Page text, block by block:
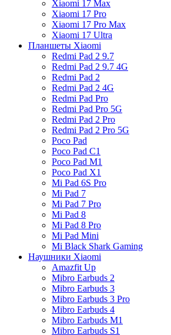
Xiaomi 17 Max
Xiaomi 17 Pro
Xiaomi 17 Pro Max
Xiaomi 17 Ultra
Планшеты Xiaomi
Redmi Pad 2 9.7
Redmi Pad 2 9.7 4G
Redmi Pad 2
Redmi Pad 2 4G
Redmi Pad Pro
Redmi Pad Pro 5G
Redmi Pad 2 Pro
Redmi Pad 2 Pro 5G
Poco Pad
Poco Pad C1
Poco Pad M1
Poco Pad X1
Mi Pad 6S Pro
Mi Pad 7
Mi Pad 7 Pro
Mi Pad 8
Mi Pad 8 Pro
Mi Pad Mini
Mi Black Shark Gaming
Наушники Xiaomi
Amazfit Up
Mibro Earbuds 2
Mibro Earbuds 3
Mibro Earbuds 3 Pro
Mibro Earbuds 4
Mibro Earbuds M1
Mibro Earbuds S1